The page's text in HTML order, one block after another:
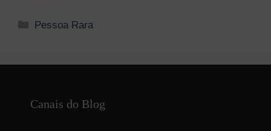
Categorias
Pessoa Rara
Canais do Blog